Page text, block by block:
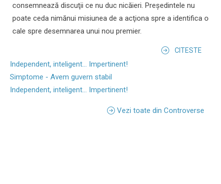
consemnează discuţii ce nu duc nicăieri. Preşedintele nu
poate ceda nimănui misiunea de a acţiona spre a identifica o
cale spre desemnarea unui nou premier.
CITESTE
Independent, inteligent... Impertinent!
Simptome - Avem guvern stabil
Independent, inteligent... Impertinent!
Vezi toate din Controverse